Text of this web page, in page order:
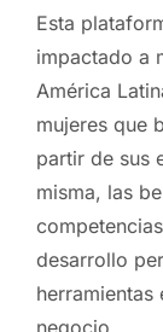
Esta
impactado a
América
mujeres que
partir de sus
misma, las
desarrollo
herramientas